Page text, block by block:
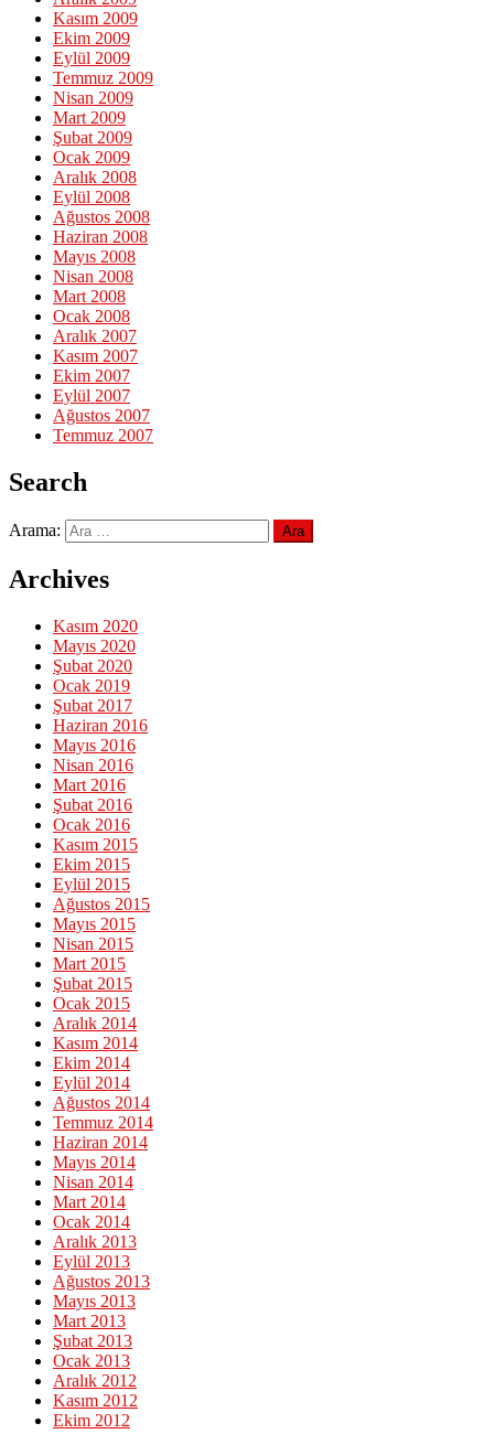
Kasım 2009
Ekim 2009
Eylül 2009
Temmuz 2009
Nisan 2009
Mart 2009
Şubat 2009
Ocak 2009
Aralık 2008
Eylül 2008
Ağustos 2008
Haziran 2008
Mayıs 2008
Nisan 2008
Mart 2008
Ocak 2008
Aralık 2007
Kasım 2007
Ekim 2007
Eylül 2007
Ağustos 2007
Temmuz 2007
Search
Arama:
Archives
Kasım 2020
Mayıs 2020
Şubat 2020
Ocak 2019
Şubat 2017
Haziran 2016
Mayıs 2016
Nisan 2016
Mart 2016
Şubat 2016
Ocak 2016
Kasım 2015
Ekim 2015
Eylül 2015
Ağustos 2015
Mayıs 2015
Nisan 2015
Mart 2015
Şubat 2015
Ocak 2015
Aralık 2014
Kasım 2014
Ekim 2014
Eylül 2014
Ağustos 2014
Temmuz 2014
Haziran 2014
Mayıs 2014
Nisan 2014
Mart 2014
Ocak 2014
Aralık 2013
Eylül 2013
Ağustos 2013
Mayıs 2013
Mart 2013
Şubat 2013
Ocak 2013
Aralık 2012
Kasım 2012
Ekim 2012